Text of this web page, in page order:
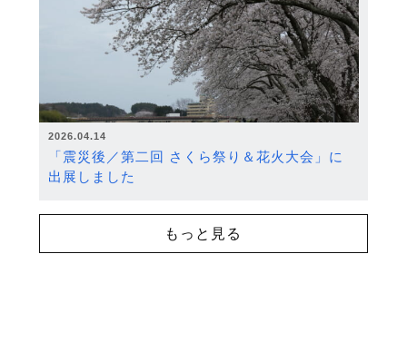
2026.04.14
「震災後／第二回 さくら祭り＆花火大会」に
出展しました
もっと見る